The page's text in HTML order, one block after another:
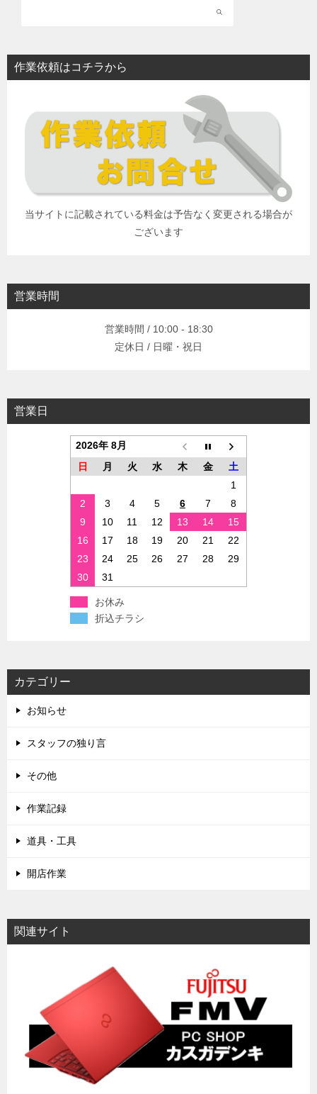
作業依頼はコチラから
当サイトに記載されている料金は予告なく変更される場合が
ございます
営業時間
営業時間 / 10:00 - 18:30
定休日 / 日曜・祝日
営業日
2026年 8月
日
月 火 水 木 金
土
1
2
3 4 5 6 7
8
9
10 11 12 13 14
15
16
17 18 19 20 21
22
23
24 25 26 27 28
29
30
31
お休み
折込チラシ
カテゴリー
お知らせ
スタッフの独り言
その他
作業記録
道具・工具
開店作業
関連サイト